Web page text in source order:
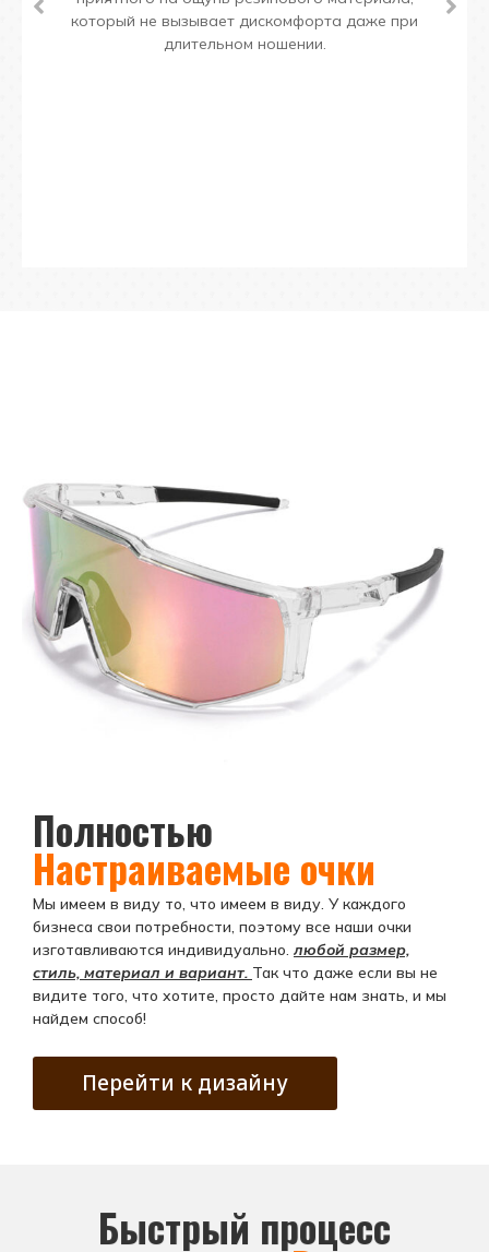
который не вызывает дискомфорта даже при
длительном ношении.
Полностью
Настраиваемые очки
Мы имеем в виду то, что имеем в виду. У каждого
бизнеса свои потребности, поэтому все наши очки
изготавливаются индивидуально. любой размер,
стиль, материал и вариант. Так что даже если вы не
видите того, что хотите, просто дайте нам знать, и мы
найдем способ!
Перейти к дизайну
Быстрый процесс